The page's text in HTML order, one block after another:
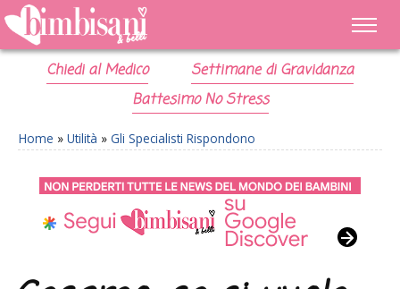
Chiedi al Medico
Settimane di Gravidanza
Battesimo No Stress
Home » Utilità » Gli Specialisti Rispondono